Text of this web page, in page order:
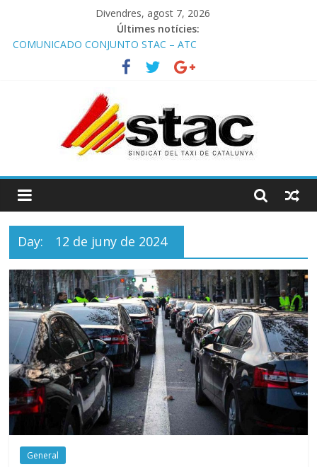
Divendres, agost 7, 2026
Últimes notícies:
COMUNICADO CONJUNTO STAC – ATC
Comunicado STAC/ ATC de la reunión con los Mossos d
‘Esquadra del aeropuerto de Barcelona.
Programa de Radio TAXI LIBRE 29.07.2026 en COOLTURA FM.
STAC/ATC SOLICITAN TAULA TÈCNICA PARA MEJORAR LA
OPERATIVA DE ENTRADA EN EL PUERTO DE BARCELONA.
Programa de Radio TAXI LIBRE 22.07.2026 en COOLTURA FM.
Day: 12 de juny de 2024
General